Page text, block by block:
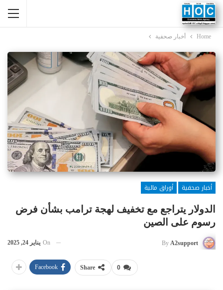
Home أخبار صحفية
أخبار صحفية
أوراق مالية
الدولار يتراجع مع تخفيف لهجة ترامب بشأن فرض
رسوم على الصين
By A2support
On يناير 24, 2025
0
Share
Facebook